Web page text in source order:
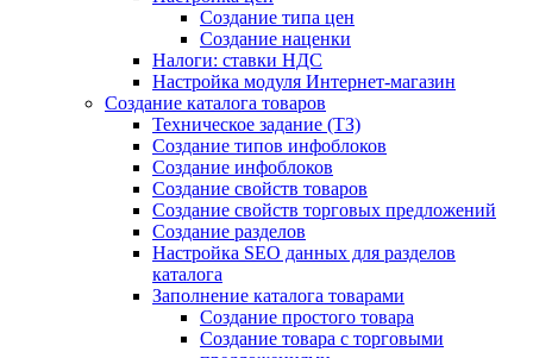
Создание типа цен
Создание наценки
Налоги: ставки НДС
Настройка модуля Интернет-магазин
Создание каталога товаров
Техническое задание (ТЗ)
Создание типов инфоблоков
Создание инфоблоков
Создание свойств товаров
Создание свойств торговых предложений
Создание разделов
Настройка SEO данных для разделов
каталога
Заполнение каталога товарами
Создание простого товара
Создание товара с торговыми